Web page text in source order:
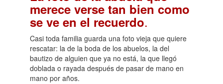
merece verse tan bien como
se ve en el recuerdo.
Casi toda familia guarda una foto vieja que quiere
rescatar: la de la boda de los abuelos, la del
bautizo de alguien que ya no está, la que llegó
doblada o rayada después de pasar de mano en
mano por años.